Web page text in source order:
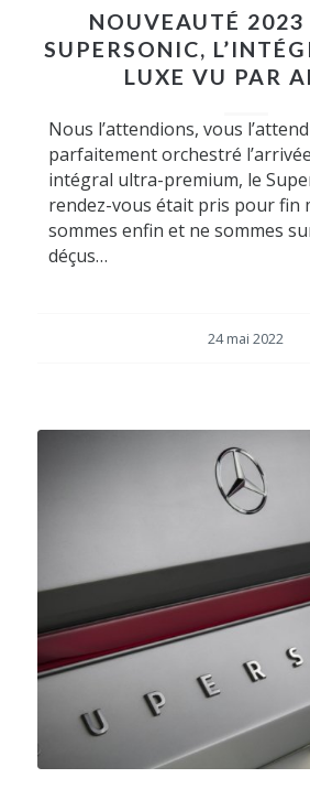
NOUVEAUTÉ
SUPERSONIC,
LUXE VU PAR
Nous l’attendions, vous
parfaitement orchestré
intégral ultra-premium, le
rendez-vous était pris pour fin
sommes enfin et ne sommes
déçus…
24 mai 2022